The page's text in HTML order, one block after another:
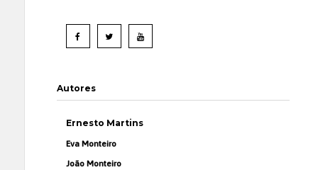
Autores
Ernesto Martins
Eva Monteiro
João Monteiro